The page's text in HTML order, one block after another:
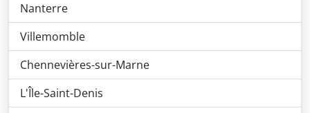
Nanterre
Villemomble
Chennevières-sur-Marne
L'Île-Saint-Denis